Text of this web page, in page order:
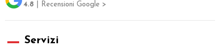
4.8 | Recensioni Google >
Servizi